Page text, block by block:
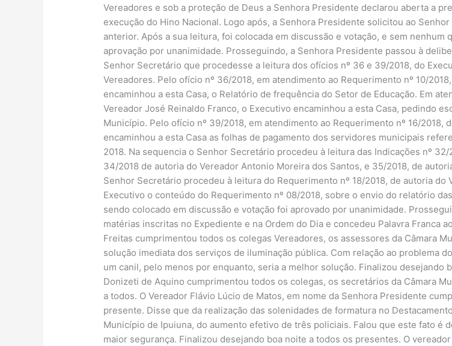
Vereadores e sob a proteção de Deus a Senhora Presidente declarou aberta a
execução do Hino Nacional. Logo após, a Senhora Presidente solicitou ao
anterior. Após a sua leitura, foi colocada em discussão e votação, e sem
aprovação por unanimidade. Prosseguindo, a Senhora Presidente passou à
Senhor Secretário que procedesse a leitura dos ofícios nº 36 e 39/2018, do
Vereadores. Pelo ofício nº 36/2018, em atendimento ao Requerimento nº 10/
encaminhou a esta Casa, o Relatório de frequência do Setor de Educação. Em
Vereador José Reinaldo Franco, o Executivo encaminhou a esta Casa, pedindo
Município. Pelo ofício nº 39/2018, em atendimento ao Requerimento nº 16/2018,
encaminhou a esta Casa as folhas de pagamento dos servidores municipais
2018. Na sequencia o Senhor Secretário procedeu à leitura das Indicações nº
34/2018 de autoria do Vereador Antonio Moreira dos Santos, e 35/2018, de
Senhor Secretário procedeu à leitura do Requerimento nº 18/2018, de autoria
Executivo o conteúdo do Requerimento nº 08/2018, sobre o envio do relatório
sendo colocado em discussão e votação foi aprovado por unanimidade.
matérias inscritas no Expediente e na Ordem do Dia e concedeu Palavra Franca
Freitas cumprimentou todos os colegas Vereadores, os assessores da Câmara
solução imediata dos serviços de iluminação pública. Com relação ao problema
um canil, pelo menos por enquanto, seria a melhor solução. Finalizou desejando
Donizeti de Aquino cumprimentou todos os colegas, os secretários da Câmara
a todos. O Vereador Flávio Lúcio de Matos, em nome da Senhora Presidente
presente. Disse que da realização das solenidades de formatura no
Município de Ipuiuna, do aumento efetivo de três policiais. Falou que este fato é
maior segurança. Finalizou desejando boa noite a todos os presentes. O